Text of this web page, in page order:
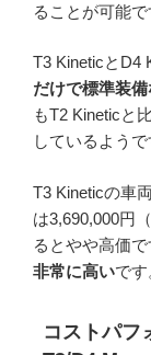
ることが可能で
T3 KineticとD4
だけで標準装
もT2 Kineticと
しているようで
T3 Kineticの車
は3,690,000円
るとやや高価
非常に高いです
コストパフ